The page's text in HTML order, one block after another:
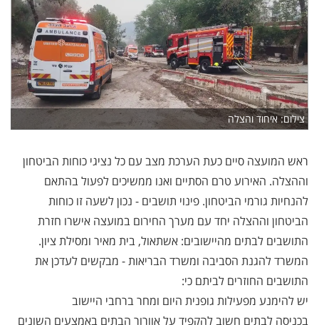
צילום: איחוד והצלה
ראש המועצה סיים כעת הערכת מצב עם כל נציגי כוחות הביטחון
וההצלה. האירוע טרם הסתיים ואנו ממשיכים לפעול בהתאם
להנחיות גורמי הביטחון. פינוי תושבים - נכון לשעה זו כוחות
הביטחון וההצלה יחד עם מערך החירום במועצה אישרו חזרת
התושבים לבתים מהיישובים: אשתאול, בית מאיר ומסילת ציון.
המשרד להגנת הסביבה ומשרד הבריאות - מבקשים לעדכן את
התושבים החוזרים לביתם כי:
יש להימנע מפעילות גופנית היום ומחר ברחבי היישוב
בכניסה לבתים חשוב להקפיד על אוורור הבתים באמצעים השונים